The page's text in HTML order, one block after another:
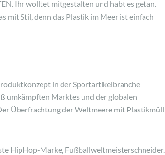
Ihr wolltet mitgestalten und habt es getan.
mit Stil, denn das Plastik im Meer ist einfach
in der Sportartikelbranche
umkämpften Marktes und der globalen
Überfrachtung der Weltmeere mit Plastikmüll
HipHop-Marke, Fußballweltmeisterschneider.